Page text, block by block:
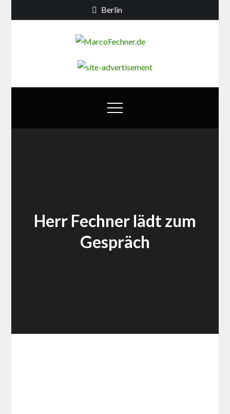
to
Berlin
Herr Fechner lädt zum
Gespräch